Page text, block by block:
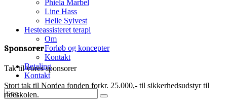
Phiela Marbel
Line Hass
Helle Sylvest
Hesteassisteret terapi
Om
Forløb og koncepter
Kontakt
Betaling
Kontakt
Sponsorer
Tak til vores sponsorer
Stort tak til Nordea fonden forkr. 25.000,- til sikkerhedsudstyr til
rideskolen.